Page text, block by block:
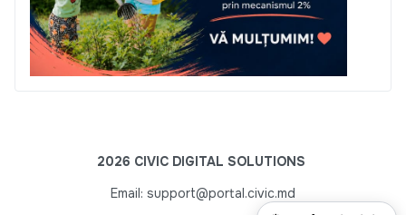
2026 CIVIC DIGITAL SOLUTIONS
Email: support@portal.civic.md